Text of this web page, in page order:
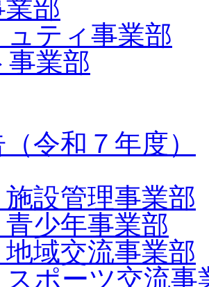
部
ティ事業部
事業部
令和７年度）
設管理事業部
少年事業部
域交流事業部
ポーツ交流事